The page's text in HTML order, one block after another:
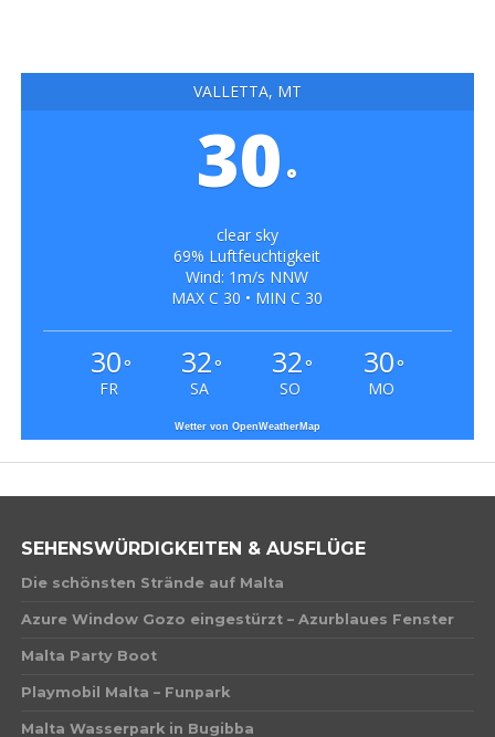
VALLETTA, MT
30 °
clear sky
69% Luftfeuchtigkeit
Wind: 1m/s NNW
MAX C 30 • MIN C 30
30°
FR
32°
SA
32°
SO
30°
MO
Wetter von OpenWeatherMap
SEHENSWÜRDIGKEITEN & AUSFLÜGE
Die schönsten Strände auf Malta
Azure Window Gozo eingestürzt – Azurblaues Fenster
Malta Party Boot
Playmobil Malta – Funpark
Malta Wasserpark in Bugibba